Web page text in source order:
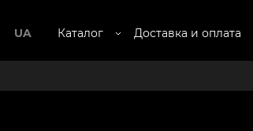
UA Каталог Доставка и оплата